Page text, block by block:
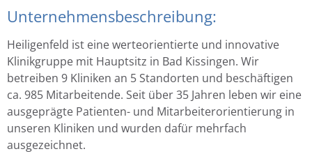
Unternehmensbeschreibung:
Heiligenfeld ist eine werteorientierte und innovative
Klinikgruppe mit Hauptsitz in Bad Kissingen. Wir
betreiben 9 Kliniken an 5 Standorten und beschäftigen
ca. 985 Mitarbeitende. Seit über 35 Jahren leben wir eine
ausgeprägte Patienten- und Mitarbeiterorientierung in
unseren Kliniken und wurden dafür mehrfach
ausgezeichnet.